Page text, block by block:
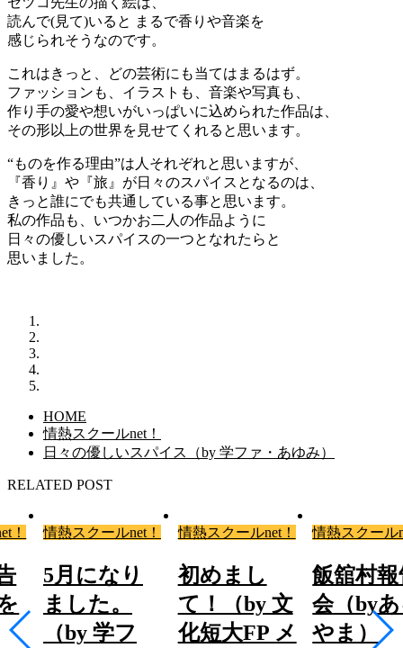
読んで(見て)いると まるで香りや音楽を
感じられそうなのです。
これはきっと、どの芸術にも当てはまるはず。
ファッションも、イラストも、音楽や写真も、
作り手の愛や想いがいっぱいに込められた作品は、
その形以上の世界を見せてくれると思います。
“ものを作る理由”は人それぞれと思いますが、
『香り』や『旅』が日々のスパイスとなるのは、
きっと誰にでも共通している事と思います。
私の作品も、いつかお二人の作品ように
日々の優しいスパイスの一つとなれたらと
思いました。
HOME
情熱スクールnet！
日々の優しいスパイス（by 学ファ・あゆみ）
RELATED POST
！ 情熱スクールnet！
5月になり
ました。
（by 学フ
情熱スクールnet！
初めまし
て！（by 文
化短大FP メ
情熱スクール
飯舘村
会（by
やま）